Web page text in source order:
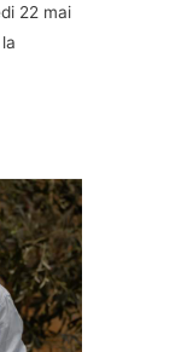
22 mai